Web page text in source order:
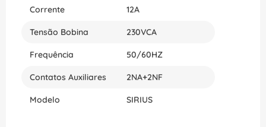
Corrente 12A
Tensão Bobina 230VCA
Frequência 50/60HZ
Contatos Auxiliares 2NA+2NF
Modelo SIRIUS